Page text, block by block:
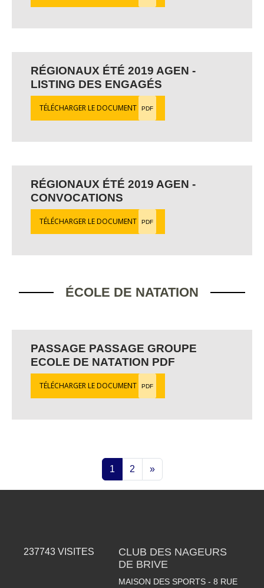
RÉGIONAUX ÉTÉ 2019 AGEN -
LISTING DES ENGAGÉS
TÉLÉCHARGER LE DOCUMENT PDF
RÉGIONAUX ÉTÉ 2019 AGEN -
CONVOCATIONS
TÉLÉCHARGER LE DOCUMENT PDF
ÉCOLE DE NATATION
PASSAGE PASSAGE GROUPE
ECOLE DE NATATION PDF
TÉLÉCHARGER LE DOCUMENT PDF
1 2 »
237743 VISITES
CLUB DES NAGEURS
DE BRIVE
MAISON DES SPORTS - 8 RUE